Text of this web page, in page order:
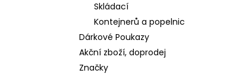
Skládací
Kontejnerů a popelnic
Dárkové Poukazy
Akční zboží, doprodej
Značky